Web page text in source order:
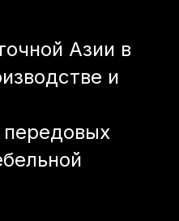
Азии в
и
передовых